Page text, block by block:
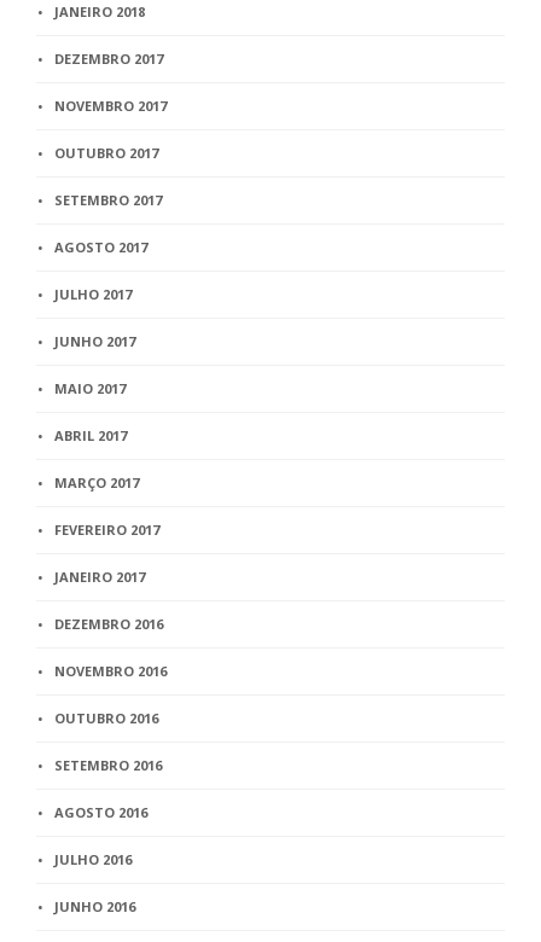
JANEIRO 2018
DEZEMBRO 2017
NOVEMBRO 2017
OUTUBRO 2017
SETEMBRO 2017
AGOSTO 2017
JULHO 2017
JUNHO 2017
MAIO 2017
ABRIL 2017
MARÇO 2017
FEVEREIRO 2017
JANEIRO 2017
DEZEMBRO 2016
NOVEMBRO 2016
OUTUBRO 2016
SETEMBRO 2016
AGOSTO 2016
JULHO 2016
JUNHO 2016